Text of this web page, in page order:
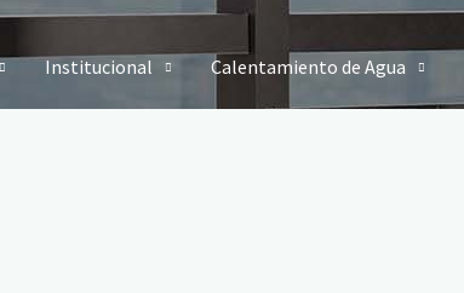
Institucional Calentamiento de Agua